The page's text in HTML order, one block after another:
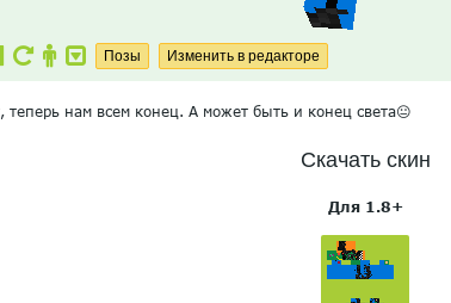
теперь нам всем конец. А может быть и конец света😐
Скачать скин
Для 1.8+